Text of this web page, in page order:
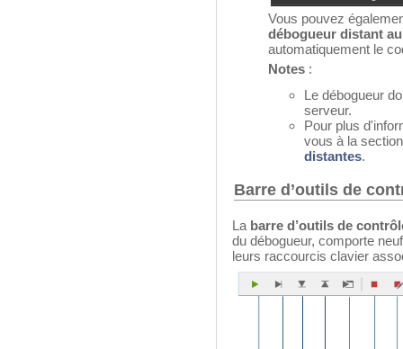
Vous pouvez
débogueur distant
automatiquement le
Notes :
Le débogueur
serveur.
Pour plus
vous à la
distantes.
Barre d’outils de
La barre d’outils de
du débogueur, comporte
leurs raccourcis clavier